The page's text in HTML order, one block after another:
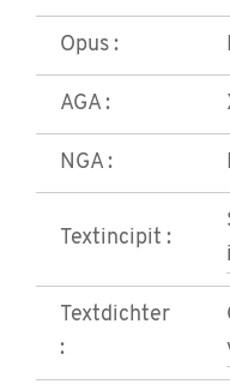
Opus :
AGA :
NGA :
Textincipit :
Textdichter
: